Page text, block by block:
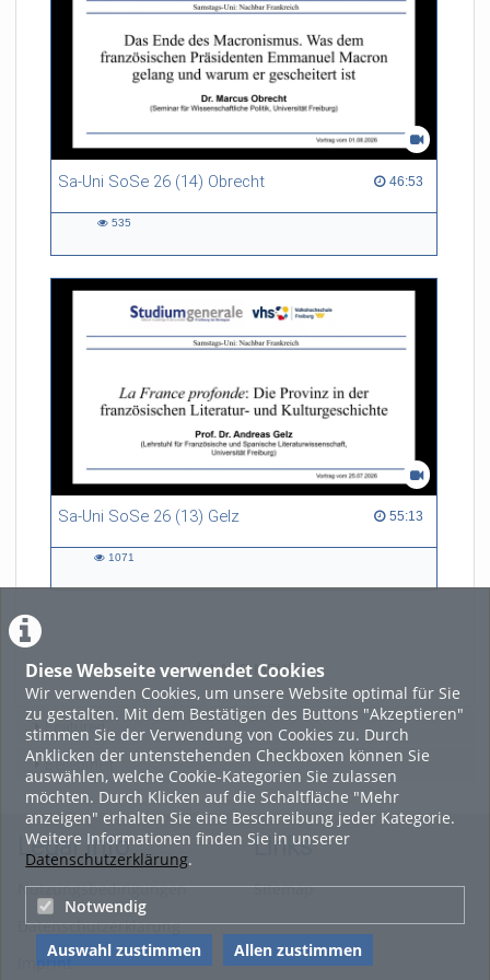
Diese Webseite verwendet Cookies
Wir verwenden Cookies, um unsere Website optimal für Sie
zu gestalten. Mit dem Bestätigen des Buttons "Akzeptieren"
stimmen Sie der Verwendung von Cookies zu. Durch
Anklicken der untenstehenden Checkboxen können Sie
auswählen, welche Cookie-Kategorien Sie zulassen
möchten. Durch Klicken auf die Schaltfläche "Mehr
anzeigen" erhalten Sie eine Beschreibung jeder Kategorie.
Weitere Informationen finden Sie in unserer
Datenschutzerklärung.
Notwendig
Auswahl zustimmen Allen zustimmen
Sa-Uni SoSe 26 (14) Obrecht 46:53
46:53 duration
535
Sa-Uni SoSe 26 (13) Gelz 55:13
55:13 duration
1071
LADE MEHR
Featured
Beliebtheit
Legal Info
Nutzungsbedingungen
Datenschutzerklärung
Imprint
Links
Sitemap